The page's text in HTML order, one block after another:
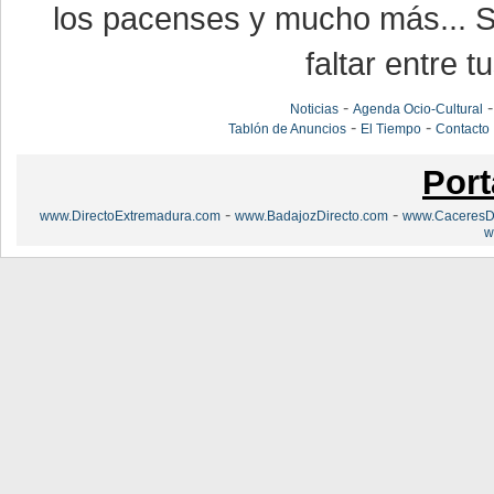
los pacenses y mucho más...
faltar entre
Noticias -Agenda Ocio-Cultural
Tablón de Anuncios - El Tiempo -Contacto
www.DirectoExtremadura.com - www.BadajozDirecto.com -